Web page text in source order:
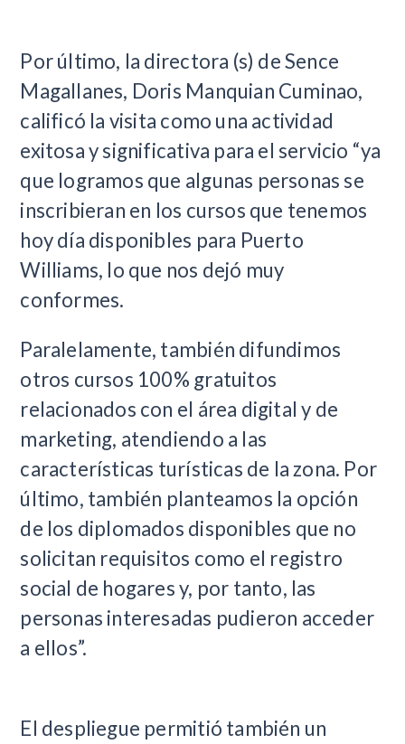
Por último, la directora (s) de Sence
Magallanes, Doris Manquian Cuminao,
calificó la visita como una actividad
exitosa y significativa para el servicio “ya
que logramos que algunas personas se
inscribieran en los cursos que tenemos
hoy día disponibles para Puerto
Williams, lo que nos dejó muy
conformes.
Paralelamente, también difundimos
otros cursos 100% gratuitos
relacionados con el área digital y de
marketing, atendiendo a las
características turísticas de la zona. Por
último, también planteamos la opción
de los diplomados disponibles que no
solicitan requisitos como el registro
social de hogares y, por tanto, las
personas interesadas pudieron acceder
a ellos”.
El despliegue permitió también un